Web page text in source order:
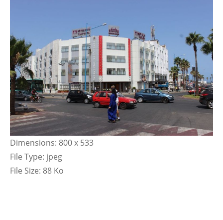
Dimensions: 800 x 533
File Type: jpeg
File Size: 88 Ko